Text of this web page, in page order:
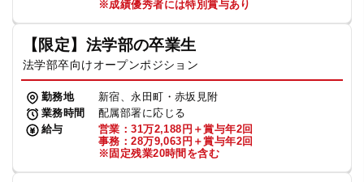
※成績優秀者には特別賞与あり
【限定】法学部の卒業生
法学部卒向けオープンポジション
勤務地
新宿、永田町・赤坂見附
業務時間
配属部署に応じる
給与
営業：31万2,188円＋賞与年2回
事務：28万9,063円＋賞与年2回
※固定残業20時間を含む